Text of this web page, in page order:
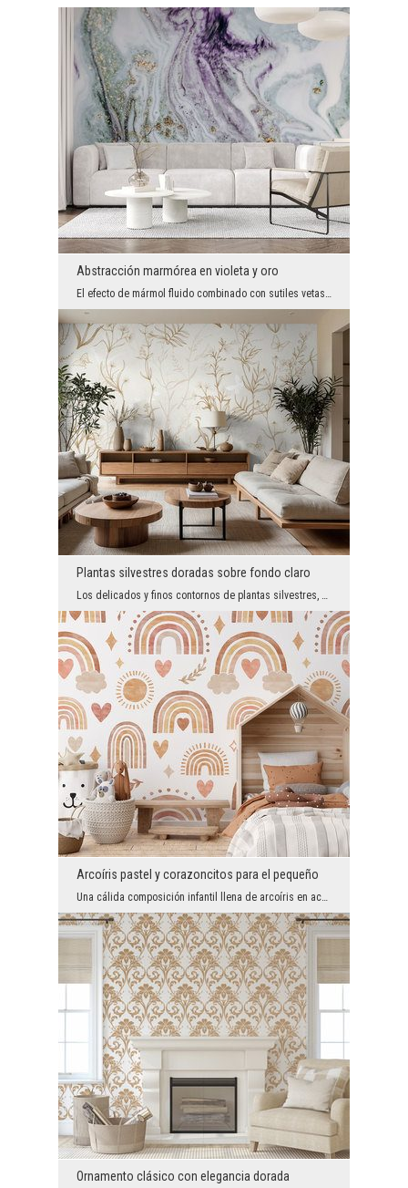
Abstracción marmórea en violeta y oro
El efecto de mármol fluido combinado con sutiles vetas de violeta, menta, blanco y brillantes par...
Plantas silvestres doradas sobre fondo claro
Los delicados y finos contornos de plantas silvestres, hojas y mariposas realizados en un noble t...
Arcoíris pastel y corazoncitos para el pequeño
Una cálida composición infantil llena de arcoíris en acuarela, pequeños soles, nubecitas y corazo...
Ornamento clásico con elegancia dorada